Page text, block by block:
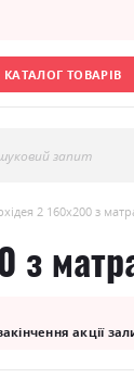
КАТАЛОГ ТОВАРІВ
запит
2 160х200 з
з
акції